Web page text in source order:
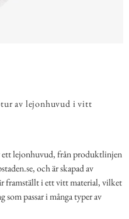
av lejonhuvud i vitt
ett lejonhuvud, från produktlinjen
och är skapad av
framställt i ett vitt material, vilket
passar i många typer av